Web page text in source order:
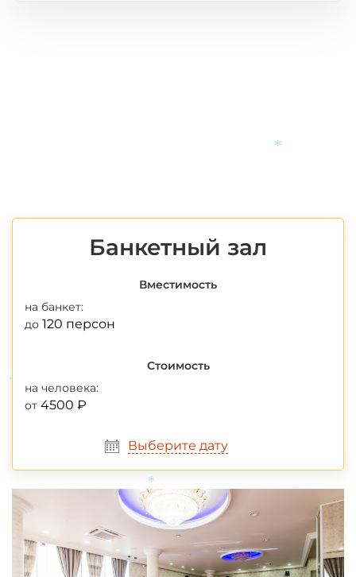
Банкетный зал
Вместимость
на банкет:
до 120 персон
Стоимость
на человека:
от 4500 ₽
Выберите дату